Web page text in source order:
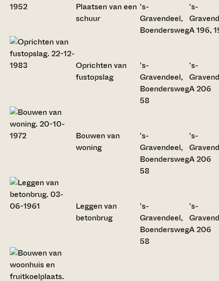
Plaatsen van een
schuur
's-
Gravendeel,
Boendersweg
's-
A 196,
Oprichten van
fustopslag
's-
Gravendeel,
Boendersweg
58
's-
A 206
Bouwen van
woning
's-
Gravendeel,
Boendersweg
58
's-
A 206
Leggen van
betonbrug
's-
Gravendeel,
Boendersweg
58
's-
A 206